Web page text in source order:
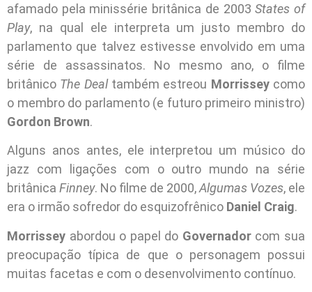
afamado pela minissérie britânica de 2003States of
Play, na qual ele interpreta um justo membro do
parlamento que talvez estivesse envolvido em uma
série de assassinatos. No mesmo ano, o filme
britânico The Dealtambém estreou Morrisseycomo
o membro do parlamento (e futuro primeiro ministro)
Gordon Brown.
Alguns anos antes, ele interpretou um músico do
jazz com ligações com o outro mundo na série
britânica Finney. No filme de 2000,Algumas Vozes, ele
era o irmão sofredor do esquizofrênico Daniel Craig.
Morrissey abordou o papel do Governadorcom sua
preocupação típica de que o personagem possui
muitas facetas e com o desenvolvimento contínuo.